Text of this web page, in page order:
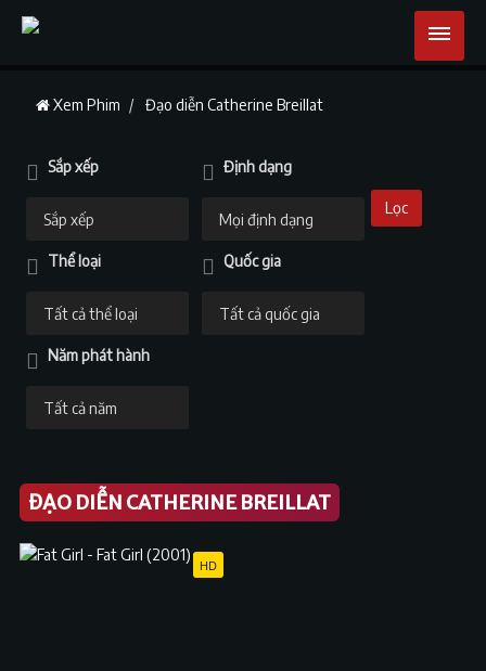
Xem Phim Đạo diễn Catherine Breillat
Sắp xếp Định dạng
Thể loại Quốc gia
Năm phát hành
Lọc
ĐẠO DIỄN CATHERINE BREILLAT
HD